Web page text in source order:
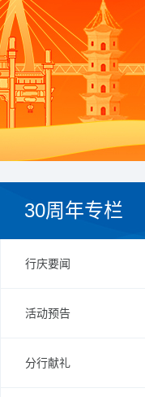
30周年专栏
行庆要闻
活动预告
分行献礼